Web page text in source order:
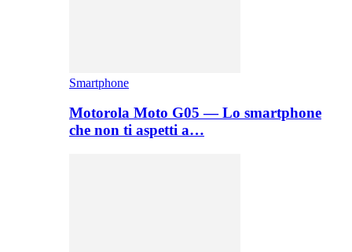
Smartphone
Motorola Moto G05 — Lo smartphone
che non ti aspetti a…